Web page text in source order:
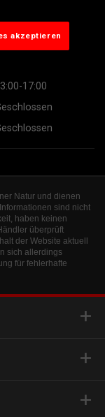
17:00
17:00
Natur und dienen
sind nicht
haben keinen
überprüft
der Website aktuell
sich allerdings
für fehlerhafte
akzeptieren